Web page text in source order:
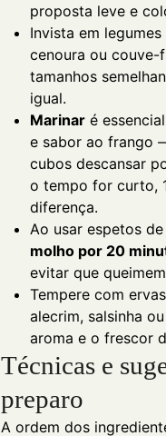
proposta leve e
Invista em
cenoura ou
tamanhos
igual.
Marinaré
e sabor ao frango
cubos descansar
o tempo for curto,
diferença.
Ao usar espetos
molho por 20
evitar que
Tempere com
alecrim, salsinha
aroma e o frescor
Técnicas e
preparo
A ordem dos